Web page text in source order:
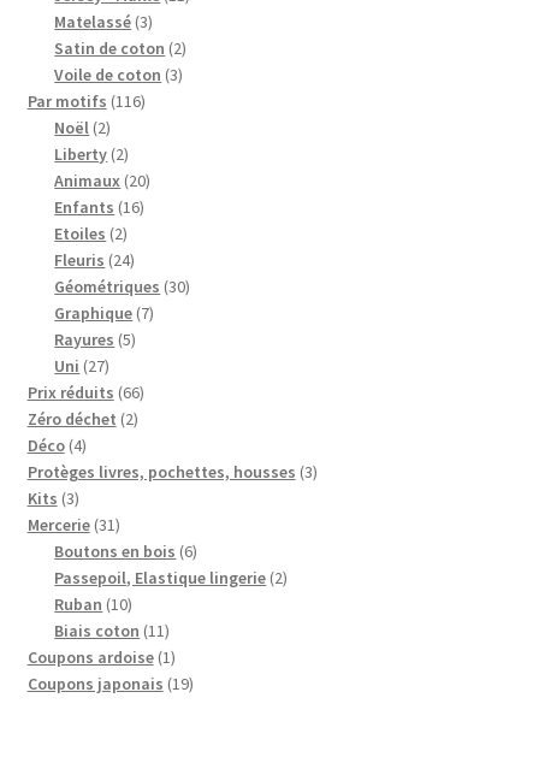
Matelassé 33
produits
Satin de coton 22
produits
Voile de coton 33
Par motifs 116116
Noël 22
produits
Liberty 22
produits
Animaux 2020
Enfants 1616
Etoiles 22
produits
Fleuris 2424
produits
Géométriques 3030
Graphique 77
Rayures 55
Uni 2727
produits
Prix réduits 6666
Zéro déchet 22
Déco 44
produits
Protèges livres, pochettes, housses 33
Kits 33
produits
Mercerie 3131
produits
Boutons en bois 66
produits
Passepoil, Elastique lingerie 22
Ruban 1010
produits
Biais coton 1111
produits
Coupons ardoise 11
produit
Coupons japonais 1919